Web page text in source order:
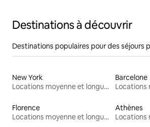
Destinations à découvrir
Destinations populaires pour des séjours
New York
Locations moyenne et longue durée
Barcelone
Florence
Locations moyenne et longue durée
Athènes